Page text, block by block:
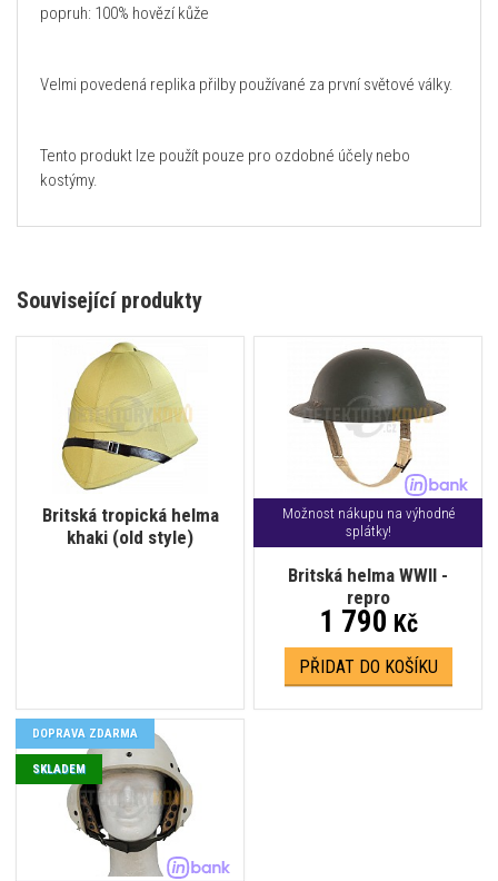
popruh: 100% hovězí kůže
Velmi povedená replika přilby používané za první světové války.
Tento produkt lze použít pouze pro ozdobné účely nebo
kostýmy.
Související produkty
Britská tropická helma
khaki (old style)
Možnost nákupu na výhodné
splátky!
Britská helma WWII -
repro
1 790 Kč
PŘIDAT DO KOŠÍKU
DOPRAVA ZDARMA
SKLADEM